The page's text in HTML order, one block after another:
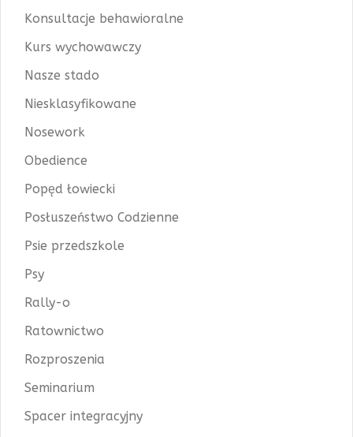
Konsultacje behawioralne
Kurs wychowawczy
Nasze stado
Niesklasyfikowane
Nosework
Obedience
Popęd łowiecki
Posłuszeństwo Codzienne
Psie przedszkole
Psy
Rally-o
Ratownictwo
Rozproszenia
Seminarium
Spacer integracyjny